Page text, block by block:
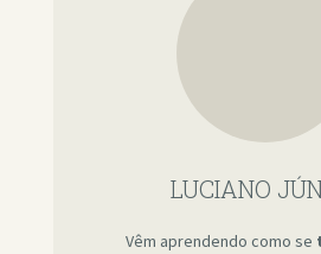
LUCIANO
Vêm aprendendo como se